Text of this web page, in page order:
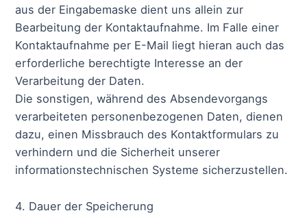
aus der Eingabemaske dient uns allein zur
Bearbeitung der Kontaktaufnahme. Im Falle einer
Kontaktaufnahme per E-Mail liegt hieran auch das
erforderliche berechtigte Interesse an der
Verarbeitung der Daten.
Die sonstigen, während des Absendevorgangs
verarbeiteten personenbezogenen Daten, dienen
dazu, einen Missbrauch des Kontaktformulars zu
verhindern und die Sicherheit unserer
informationstechnischen Systeme sicherzustellen.
4. Dauer der Speicherung